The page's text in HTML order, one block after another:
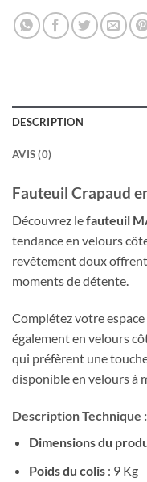
DESCRIPTION
AVIS (0)
Fauteuil Crapaud
Découvrez lefauteuil
tendance en velours
revêtement doux
moments de détente.
Complétez votre
également en velours
qui préfèrent une
disponible en velours à
Description Technique :
Dimensions du
Poids du colis: 9 Kg